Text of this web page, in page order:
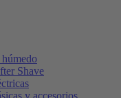
Shave
y accesorios